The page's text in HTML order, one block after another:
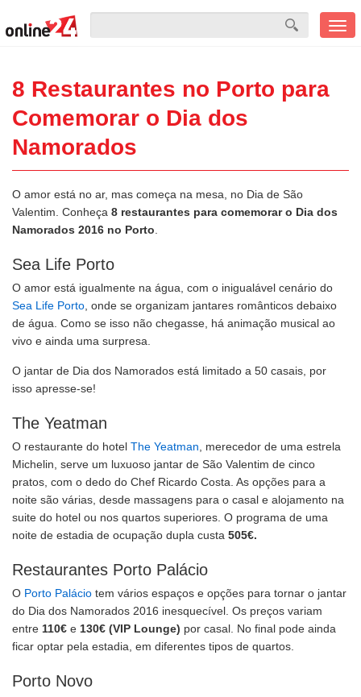
8 Restaurantes no Porto para
Comemorar o Dia dos
Namorados
O amor está no ar, mas começa na mesa, no Dia de São
Valentim. Conheça 8 restaurantes para comemorar o Dia dos
Namorados 2016 no Porto
Sea Life Porto
O amor está igualmente na água, com o inigualável cenário do
Sea Life Porto , onde se organizam jantares românticos debaixo
de água. Como se isso não chegasse, há animação musical ao
vivo e ainda uma surpresa.
O jantar de Dia dos Namorados está limitado a 50 casais, por
isso apresse-se!
The Yeatman
O restaurante do hotel The Yeatman , merecedor de uma estrela
Michelin, serve um luxuoso jantar de São Valentim de cinco
pratos, com o dedo do Chef Ricardo Costa. As opções para a
noite são várias, desde massagens para o casal e alojamento na
suite do hotel ou nos quartos superiores. O programa de uma
noite de estadia de ocupação dupla custa 505€.
Restaurantes Porto Palácio
O Porto Palácio tem vários espaços e opções para tornar o jantar
do Dia dos Namorados 2016 inesquecível. Os preços variam
entre 110€ e 130€ (VIP Lounge) por casal. No final pode ainda
ficar optar pela estadia, em diferentes tipos de quartos.
Porto Novo